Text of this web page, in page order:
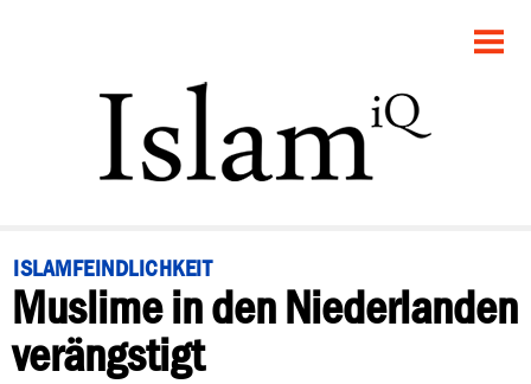
POLITIK
PANORAMA
RECHT
FEUILLETON
ISLAMFEINDLICHKEIT
Muslime in den Niederlanden
verängstigt